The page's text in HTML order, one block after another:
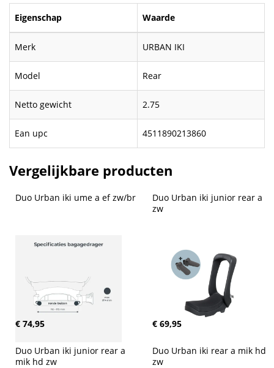
Eigenschap Waarde
Merk URBAN IKI
Model Rear
Netto gewicht 2.75
Ean upc 4511890213860
Vergelijkbare producten
Duo Urban iki ume a ef zw/br
€ 74,95
Duo Urban iki junior rear a
zw
€ 69,95
Duo Urban iki junior rear a
mik hd zw
Duo Urban iki rear a mik hd
zw